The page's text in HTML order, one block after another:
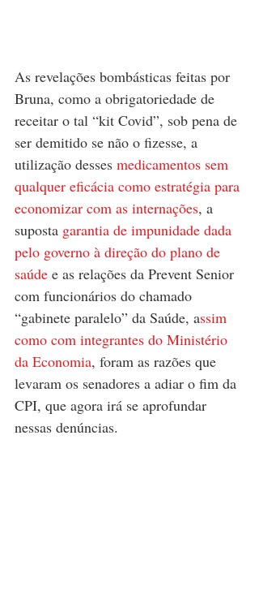
As revelações bombásticas feitas por
Bruna, como a obrigatoriedade de
receitar o tal “kit Covid”, sob pena de
ser demitido se não o fizesse, a
utilização desses medicamentos sem
qualquer eficácia como estratégia para
economizar com as internações, a
suposta garantia de impunidade dada
pelo governo à direção do plano de
saúde e as relações da Prevent Senior
com funcionários do chamado
“gabinete paralelo” da Saúde, assim
como com integrantes do Ministério
da Economia, foram as razões que
levaram os senadores a adiar o fim da
CPI, que agora irá se aprofundar
nessas denúncias.